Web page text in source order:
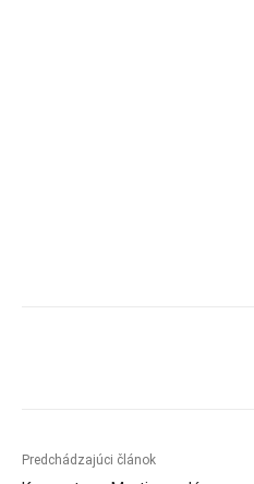
Predchádzajúci článok